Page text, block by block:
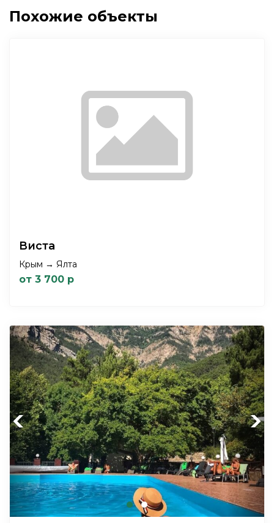
Похожие объекты
Виста
Крым → Ялта
от 3 700 р
Previous Next